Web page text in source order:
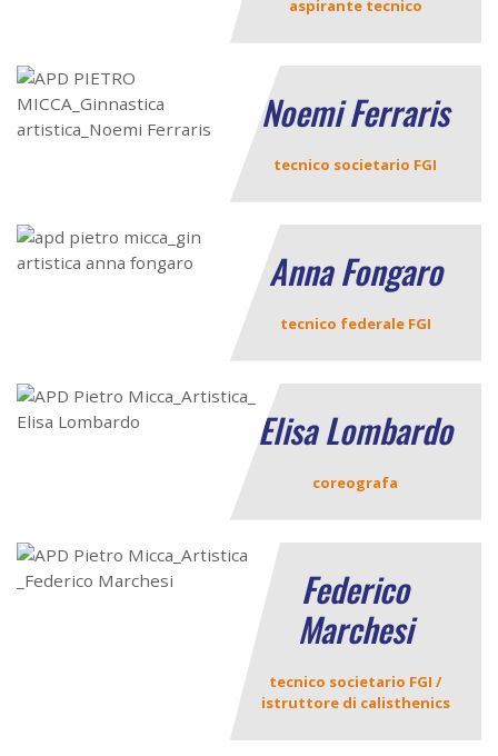
aspirante tecnico
Noemi Ferraris
tecnico societario FGI
Anna Fongaro
tecnico federale FGI
Elisa Lombardo
coreografa
Federico
Marchesi
tecnico societario FGI /
istruttore di calisthenics